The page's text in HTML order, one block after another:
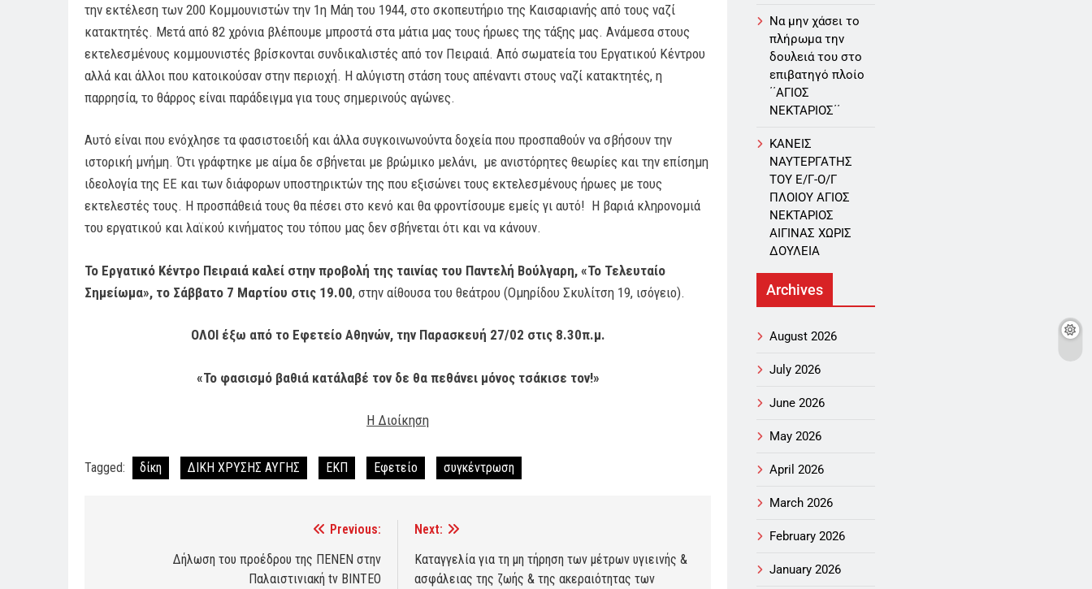
την εκτέλεση των 200 Κομμουνιστών την 1η Μάη του 1944, στο σκοπευτήριο της Καισαριανής από τους ναζί
κατακτητές. Μετά από 82 χρόνια βλέπουμε μπροστά στα μάτια μας τους ήρωες της τάξης μας. Ανάμεσα στους
εκτελεσμένους κομμουνιστές βρίσκονται συνδικαλιστές από τον Πειραιά. Από σωματεία του Εργατικού Κέντρου
αλλά και άλλοι που κατοικούσαν στην περιοχή. Η αλύγιστη στάση τους απέναντι στους ναζί κατακτητές, η
παρρησία, το θάρρος είναι παράδειγμα για τους σημερινούς αγώνες.
Αυτό είναι που ενόχλησε τα φασιστοειδή και άλλα συγκοινωνούντα δοχεία που προσπαθούν να σβήσουν την
ιστορική μνήμη. Ότι γράφτηκε με αίμα δε σβήνεται με βρώμικο μελάνι, με ανιστόρητες θεωρίες και την επίσημη
ιδεολογία της ΕΕ και των διάφορων υποστηρικτών της που εξισώνει τους εκτελεσμένους ήρωες με τους
εκτελεστές τους. Η προσπάθειά τους θα πέσει στο κενό και θα φροντίσουμε εμείς γι αυτό! Η βαριά κληρονομιά
του εργατικού και λαϊκού κινήματος του τόπου μας δεν σβήνεται ότι και να κάνουν.
Το Εργατικό Κέντρο Πειραιά καλεί στην προβολή της ταινίας του Παντελή Βούλγαρη, «Το Τελευταίο
Σημείωμα», το Σάββατο 7 Μαρτίου στις 19.00, στην αίθουσα του θεάτρου (Ομηρίδου Σκυλίτση 19, ισόγειο).
ΟΛΟΙ έξω από το Εφετείο Αθηνών, την Παρασκευή 27/02 στις 8.30π.μ.
«Το φασισμό βαθιά κατάλαβέ τον δε θα πεθάνει μόνος τσάκισε τον!»
Η Διοίκηση
Tagged: δίκη ΔΙΚΗ ΧΡΥΣΗΣ ΑΥΓΗΣ ΕΚΠ Εφετείο συγκέντρωση
navigation
Previous:
Δήλωση του προέδρου της ΠΕΝΕΝ στην
Παλαιστινιακή tv ΒΙΝΤΕΟ
Next:
Καταγγελία για τη μη τήρηση των μέτρων υγιεινής &
ασφάλειας της ζωής & της ακεραιότητας των
Να μην χάσει το
πλήρωμα την
δουλειά του στο
επιβατηγό πλοίο
΄΄ΑΓΙΟΣ
ΝΕΚΤΑΡΙΟΣ΄΄
ΚΑΝΕΙΣ
ΝΑΥΤΕΡΓΑΤΗΣ
TOY Ε/Γ-Ο/Γ
ΠΛΟΙΟY ΑΓΙΟΣ
ΝΕΚΤΑΡΙΟΣ
ΑΙΓΙΝΑΣ ΧΩΡΙΣ
ΔΟΥΛΕΙΑ
Archives
August 2026
July 2026
June 2026
May 2026
April 2026
March 2026
February 2026
January 2026